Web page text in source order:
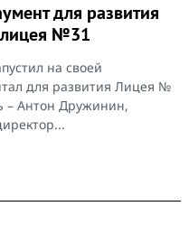
для развития
лицея №31
на своей
для развития Лицея №
– Антон Дружинин,